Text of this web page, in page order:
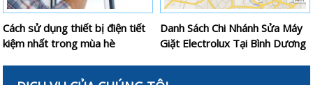
Cách sử dụng thiết bị điện tiết
kiệm nhất trong mùa hè
Danh Sách Chi Nhánh Sửa Máy
Giặt Electrolux Tại Bình Dương